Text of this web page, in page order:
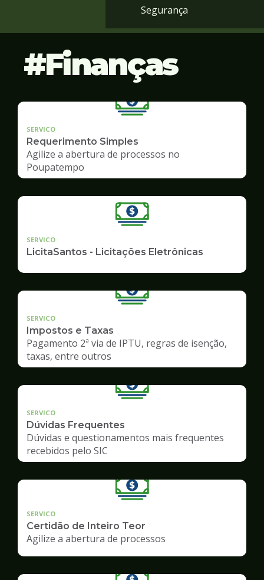
Segurança
Finanças
SERVICO
Requerimento Simples
Agilize a abertura de processos no
Poupatempo
SERVICO
LicitaSantos - Licitações Eletrônicas
SERVICO
Impostos e Taxas
Pagamento 2ª via de IPTU, regras de isenção,
taxas, entre outros
SERVICO
Dúvidas Frequentes
Dúvidas e questionamentos mais frequentes
recebidos pelo SIC
SERVICO
Certidão de Inteiro Teor
Agilize a abertura de processos